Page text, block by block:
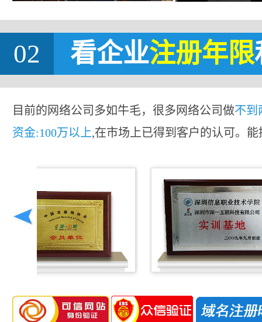
02 看企业注册年限
目前的网络公司多如牛毛，很多网络公司做不到
资金:100万以上,在市场上已得到客户的认可。